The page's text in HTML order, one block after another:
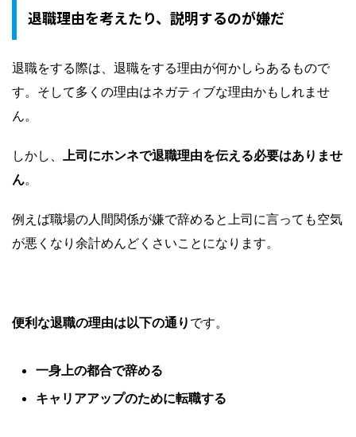
退職理由を考えたり、説明するのが嫌だ
退職をする際は、退職をする理由が何かしらあるもので
す。そして多くの理由はネガティブな理由かもしれませ
ん。
しかし、 上司にホンネで退職理由を伝える必要はありませ
ん。
例えば職場の人間関係が嫌で辞めると上司に言っても空気
が悪くなり余計めんどくさいことになります。
便利な退職の理由は以下の通り です。
一身上の都合で辞める
キャリアアップのために転職する